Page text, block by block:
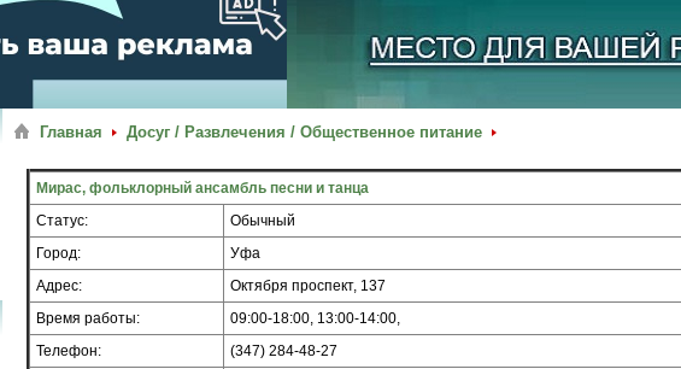
Главная Досуг / Развлечения / Общественное питание
Мирас, фольклорный ансамбль песни и танца
Статус:
Обычный
Город:
Уфа
Адрес:
Октября проспект, 137
Время работы:
09:00-18:00, 13:00-14:00,
Телефон:
(347) 284-48-27